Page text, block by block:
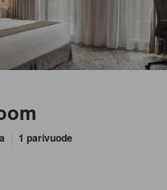
1 parivuode